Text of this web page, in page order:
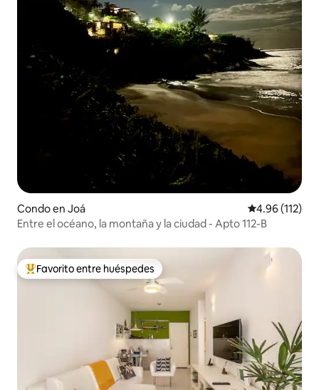
Condo en Joá Calificación
4.96 (112)
Entre el océano, la montaña y la ciudad - Apto 112-B
Favorito entre huéspedes preferido
Favorito entre huéspedes